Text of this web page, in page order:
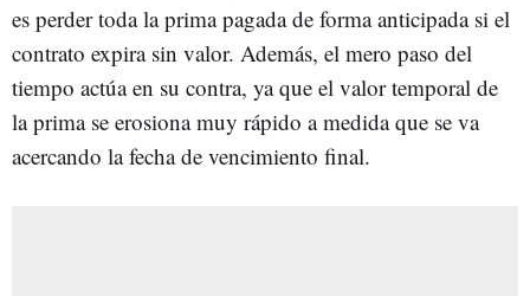
es perder toda la prima pagada de forma anticipada si el
contrato expira sin valor. Además, el mero paso del
tiempo actúa en su contra, ya que el valor temporal de
la prima se erosiona muy rápido a medida que se va
acercando la fecha de vencimiento final.